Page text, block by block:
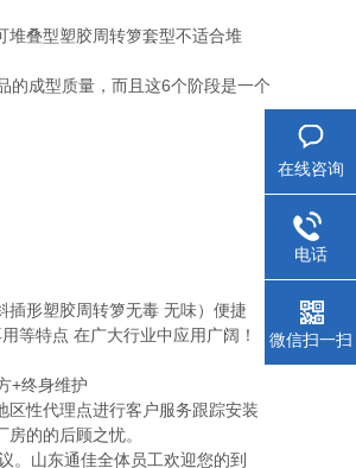
堆叠型塑胶周转箩套型不适合堆
成型质量，而且这6个阶段是一个
形塑胶周转箩无毒 无味）便捷
等特点 在广大行业中应用广阔！
+终身维护
性代理点进行客户服务跟踪安装
的的后顾之忧。
。山东通佳全体员工欢迎您的到
在线咨询
电话
微信扫一扫